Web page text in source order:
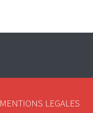
MENTIONS LEGALES